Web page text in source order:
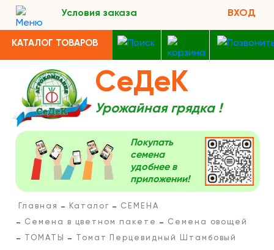
Условия заказа ВХОД
КАТАЛОГ ТОВАРОВ
СеДеК
Урожайная грядка !
Покупать
семена
удобнее в
приложении!
Главная Каталог
СЕМЕНА
Семена в цветном пакете
Семена овощей
ТОМАТЫ
Томат Перцевидный Штамбовый